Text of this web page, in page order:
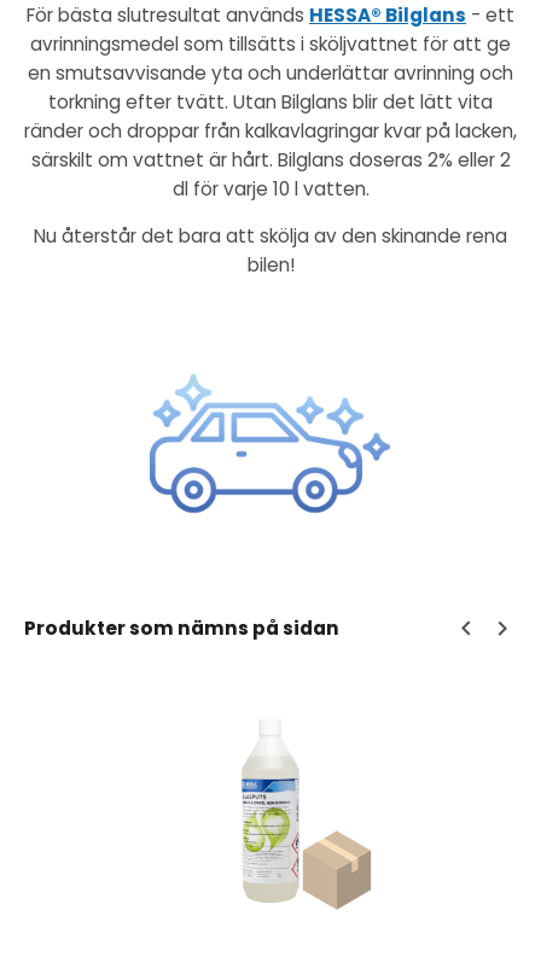
För bästa slutresultat används HESSA® Bilglans - ett
avrinningsmedel som tillsätts i sköljvattnet för att ge
en smutsavvisande yta och underlättar avrinning och
torkning efter tvätt. Utan Bilglans blir det lätt vita
ränder och droppar från kalkavlagringar kvar på lacken,
särskilt om vattnet är hårt. Bilglans doseras 2% eller 2
dl för varje 10 l vatten.
Nu återstår det bara att skölja av den skinande rena
bilen!
Produkter som nämns på sidan